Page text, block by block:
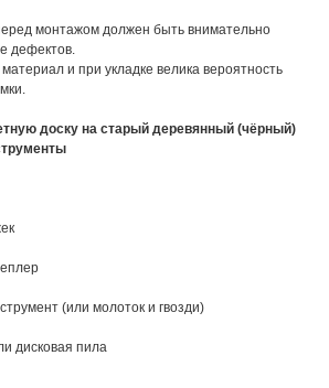
монтажом должен быть внимательно
дефектов.
и при укладке велика вероятность
доску на старый деревянный (чёрный)
(или молоток и гвозди)
дисковая пила